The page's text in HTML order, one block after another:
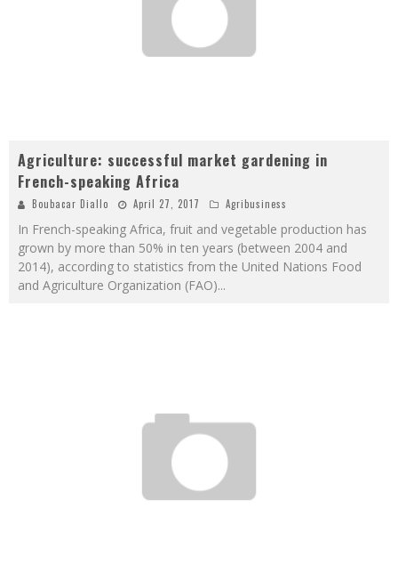
Agriculture: successful market gardening in
French-speaking Africa
Boubacar Diallo April 27, 2017 Agribusiness
In French-speaking Africa, fruit and vegetable production has
grown by more than 50% in ten years (between 2004 and
2014), according to statistics from the United Nations Food
and Agriculture Organization (FAO)...